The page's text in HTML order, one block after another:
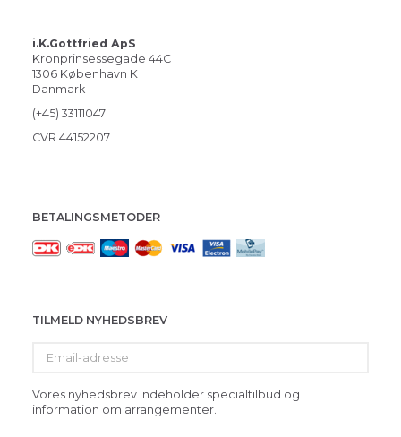
i.K.Gottfried ApS
Kronprinsessegade 44C
1306 København K
Danmark
(+45) 33111047
CVR 44152207
BETALINGSMETODER
TILMELD NYHEDSBREV
adresse
Vores nyhedsbrev indeholder specialtilbud og
information om arrangementer.